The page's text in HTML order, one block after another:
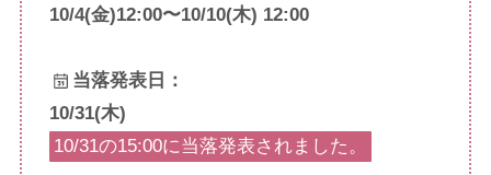
10/4(金)12:00〜10/10(木) 12:00
当落発表日：
10/31(木)
10/31の15:00に当落発表されました。